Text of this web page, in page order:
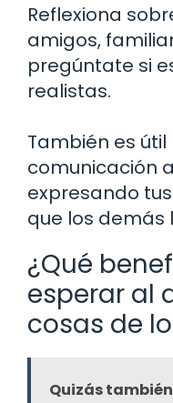
Reflexiona
amigos,
pregúntate si
realistas.
También es
comunicación
expresando
que los demás
¿Qué
esperar al
cosas de
Quizás